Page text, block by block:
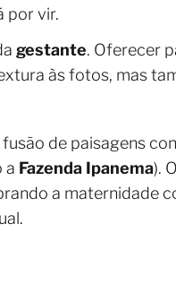
por vir.
gestante. Oferecer
às fotos, mas
fusão de paisagens
a Fazenda Ipanema). O
a maternidade